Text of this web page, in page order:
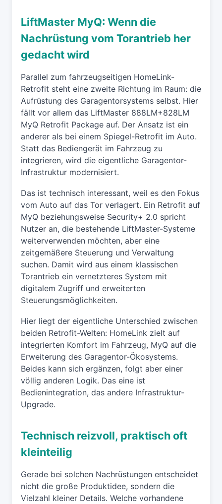
LiftMaster MyQ: Wenn die
Nachrüstung vom Torantrieb her
gedacht wird
Parallel zum fahrzeugseitigen HomeLink-
Retrofit steht eine zweite Richtung im Raum: die
Aufrüstung des Garagentorsystems selbst. Hier
fällt vor allem das LiftMaster 888LM+828LM
MyQ Retrofit Package auf. Der Ansatz ist ein
anderer als bei einem Spiegel-Retrofit im Auto.
Statt das Bediengerät im Fahrzeug zu
integrieren, wird die eigentliche Garagentor-
Infrastruktur modernisiert.
Das ist technisch interessant, weil es den Fokus
vom Auto auf das Tor verlagert. Ein Retrofit auf
MyQ beziehungsweise Security+ 2.0 spricht
Nutzer an, die bestehende LiftMaster-Systeme
weiterverwenden möchten, aber eine
zeitgemäßere Steuerung und Verwaltung
suchen. Damit wird aus einem klassischen
Torantrieb ein vernetzteres System mit
digitalem Zugriff und erweiterten
Steuerungsmöglichkeiten.
Hier liegt der eigentliche Unterschied zwischen
beiden Retrofit-Welten: HomeLink zielt auf
integrierten Komfort im Fahrzeug, MyQ auf die
Erweiterung des Garagentor-Ökosystems.
Beides kann sich ergänzen, folgt aber einer
völlig anderen Logik. Das eine ist
Bedienintegration, das andere Infrastruktur-
Upgrade.
Technisch reizvoll, praktisch oft
kleinteilig
Gerade bei solchen Nachrüstungen entscheidet
nicht die große Produktidee, sondern die
Vielzahl kleiner Details. Welche vorhandene